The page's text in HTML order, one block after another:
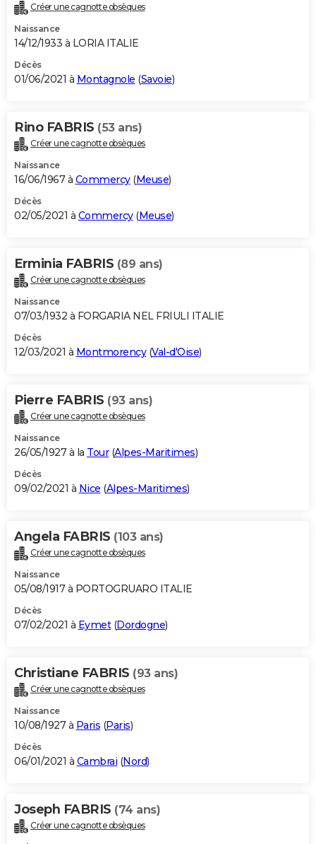
Créer une cagnotte obsèques
Naissance
14/12/1933 à LORIA ITALIE
Décès
01/06/2021 à Montagnole (Savoie)
Rino FABRIS (53 ans)
Créer une cagnotte obsèques
Naissance
16/06/1967 à Commercy(Meuse)
Décès
02/05/2021 à Commercy(Meuse)
Erminia FABRIS (89 ans)
Créer une cagnotte obsèques
Naissance
07/03/1932 à FORGARIA NEL FRIULI ITALIE
Décès
12/03/2021 à Montmorency(Val-d'Oise)
Pierre FABRIS (93 ans)
Créer une cagnotte obsèques
Naissance
26/05/1927 à la Tour(Alpes-Maritimes)
Décès
09/02/2021 à Nice (Alpes-Maritimes)
Angela FABRIS (103 ans)
Créer une cagnotte obsèques
Naissance
05/08/1917 à PORTOGRUARO ITALIE
Décès
07/02/2021 à Eymet(Dordogne)
Christiane FABRIS (93 ans)
Créer une cagnotte obsèques
Naissance
10/08/1927 à Paris (Paris)
Décès
06/01/2021 à Cambrai (Nord)
Joseph FABRIS (74 ans)
Créer une cagnotte obsèques